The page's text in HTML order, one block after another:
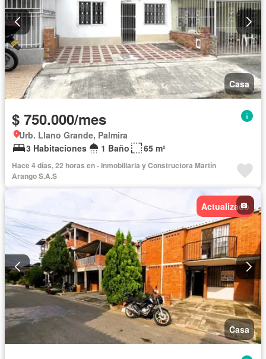
Casa
$ 750.000/mes
Urb. Llano Grande, Palmira
3 Habitaciones
1 Baño 65 m²
Hace 4 días, 22 horas en - Inmobiliaria y Constructora Martín
Arango S.A.S
Actualizado
Casa